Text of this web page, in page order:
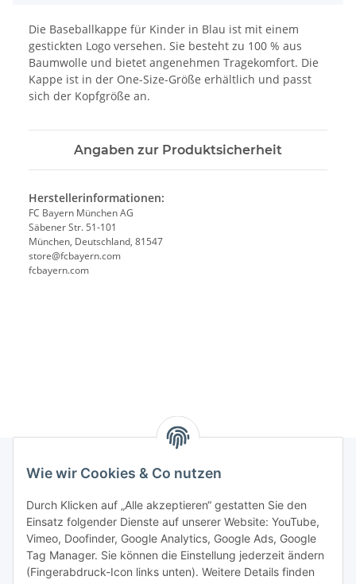
Wie wir Cookies & Co nutzen
Durch Klicken auf „Alle akzeptieren“ gestatten Sie den
Einsatz folgender Dienste auf unserer Website: YouTube,
Vimeo, Doofinder, Google Analytics, Google Ads, Google
Tag Manager. Sie können die Einstellung jederzeit ändern
(Fingerabdruck-Icon links unten). Weitere Details finden
Die Baseballkappe für Kinder in Blau ist mit einem
gestickten Logo versehen. Sie besteht zu 100 % aus
Baumwolle und bietet angenehmen Tragekomfort. Die
Kappe ist in der One-Size-Größe erhältlich und passt
sich der Kopfgröße an.
Angaben zur Produktsicherheit
Herstellerinformationen:
FC Bayern München AG
Säbener Str. 51-101
München, Deutschland, 81547
store@fcbayern.com
fcbayern.com
Rechtliches
Allgemeines